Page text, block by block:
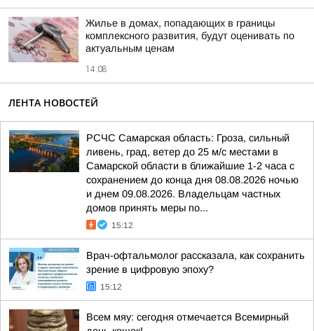
Жилье в домах, попадающих в границы
комплексного развития, будут оценивать по
актуальным ценам
14:08
ЛЕНТА НОВОСТЕЙ
РСЧС Самарская область: Гроза, сильный
ливень, град, ветер до 25 м/с местами в
Самарской области в ближайшие 1-2 часа с
сохранением до конца дня 08.08.2026 ночью
и днем 09.08.2026. Владельцам частных
домов принять меры по...
15:12
Врач-офтальмолог рассказала, как сохранить
зрение в цифровую эпоху?
15:12
Всем мяу: сегодня отмечается Всемирный